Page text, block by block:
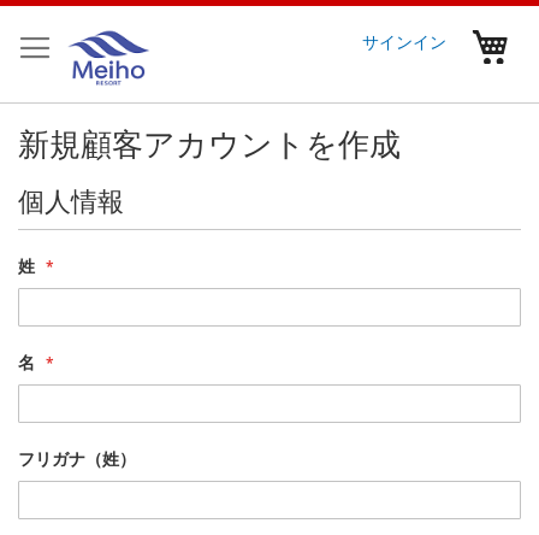
ン
テ
に
ス
キ
ッ
プ
サインイン
新規顧客アカウントを作成
個人情報
姓
名
フリガナ（姓）